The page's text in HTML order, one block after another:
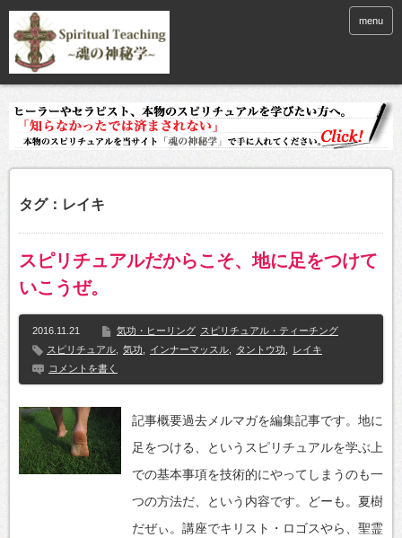
menu
タグ：レイキ
スピリチュアルだからこそ、地に足をつけて
いこうぜ。
2016.11.21 気功・ヒーリング スピリチュアル・ティーチング
スピリチュアル
気功 インナーマッスル タントウ功
レイキ
コメントを書く
記事概要過去メルマガを編集記事です。地に
足をつける、というスピリチュアルを学ぶ上
での基本事項を技術的にやってしまうのも一
つの方法だ、という内容です。どーも。夏樹
だぜぃ。講座でキリスト・ロゴスやら、聖霊